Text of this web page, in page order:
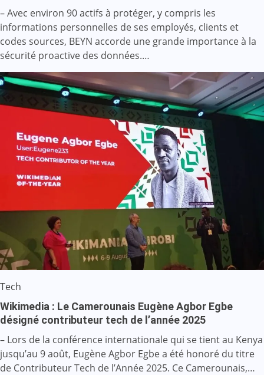
– Avec environ 90 actifs à protéger, y compris les
informations personnelles de ses employés, clients et
codes sources, BEYN accorde une grande importance à la
sécurité proactive des données.…
Tech
Wikimedia : Le Camerounais Eugène Agbor Egbe
désigné contributeur tech de l’année 2025
– Lors de la conférence internationale qui se tient au Kenya
jusqu’au 9 août, Eugène Agbor Egbe a été honoré du titre
de Contributeur Tech de l’Année 2025. Ce Camerounais,…